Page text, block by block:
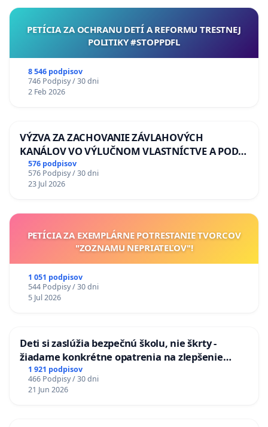
PETÍCIA ZA OCHRANU DETÍ A REFORMU TRESTNEJ
POLITIKY #STOPPDFL
8 546 podpisov
746 Podpisy / 30 dni
2 Feb 2026
VÝZVA ZA ZACHOVANIE ZÁVLAHOVÝCH
KANÁLOV VO VÝLUČNOM VLASTNÍCTVE A POD
KONTROLOU SLOVENSKEJ REPUBLIKY & žiadosť
na riešenie zanedbaného stavu závlahových a
odvodňovacích kanálov na Slovensku
576 podpisov
576 Podpisy / 30 dni
23 Jul 2026
PETÍCIA ZA EXEMPLÁRNE POTRESTANIE TVORCOV
"ZOZNAMU NEPRIATEĽOV"!
1 051 podpisov
544 Podpisy / 30 dni
5 Jul 2026
Deti si zaslúžia bezpečnú školu, nie škrty -
žiadame konkrétne opatrenia na zlepšenie
situácie v školstve
1 921 podpisov
466 Podpisy / 30 dni
21 Jun 2026